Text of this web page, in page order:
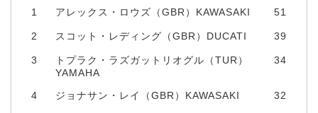
1 アレックス・ロウズ（GBR）KAWASAKI 51
2 スコット・レディング（GBR）DUCATI 39
3
トプラク・ラズガットリオグル（TUR）
YAMAHA
34
4 ジョナサン・レイ（GBR）KAWASAKI 32